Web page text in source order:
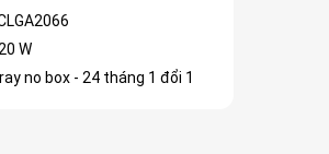
W
no box - 24 tháng 1 đổi 1